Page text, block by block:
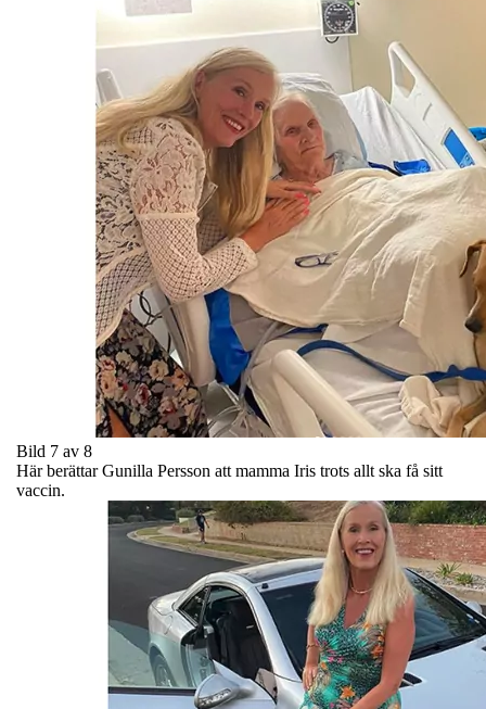
Bild 7 av 8
Här berättar Gunilla Persson att mamma Iris trots allt ska få sitt
vaccin.